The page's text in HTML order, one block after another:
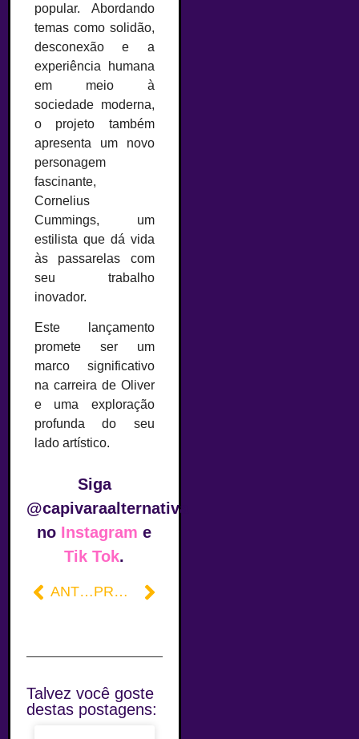
popular. Abordando
temas como solidão,
desconexão e a
experiência humana
em meio à
sociedade moderna,
o projeto também
apresenta um novo
personagem
fascinante,
Cornelius
Cummings, um
estilista que dá vida
às passarelas com
seu trabalho
inovador.
Este lançamento
promete ser um
marco significativo
na carreira de Oliver
e uma exploração
profunda do seu
lado artístico.
Siga
@capivaraalternativa
no Instagram e
Tik Tok.
ANTERIOR PRÓXIMO
Talvez você goste
destas postagens: